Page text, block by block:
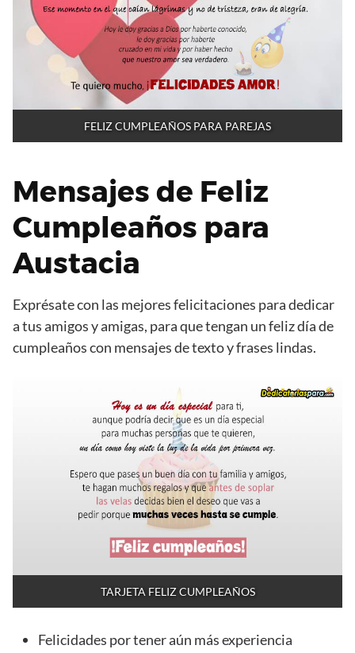
FELIZ CUMPLEAÑOS PARA PAREJAS
Mensajes de Feliz
Cumpleaños para
Austacia
Exprésate con las mejores felicitaciones para dedicar
a tus amigos y amigas, para que tengan un feliz día de
cumpleaños con mensajes de texto y frases lindas.
TARJETA FELIZ CUMPLEAÑOS
Felicidades por tener aún más experiencia